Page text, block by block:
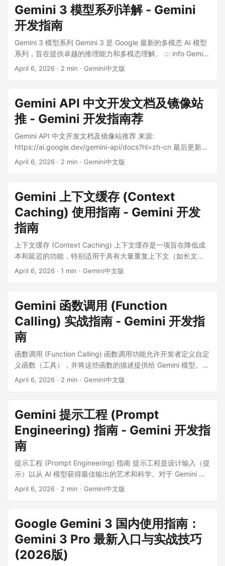
Gemini 3 模型系列详解 - Gemini
开发指南
Gemini 3 模型系列 Gemini 3 是 Google 最新的多模态 AI 模型
系列，旨在提供卓越的推理能力和多模态理解。 ::: info Gemini
快速访问通道 🚀 Gemini 中文版官方入口
April 6, 2026 · 2 min · Gemini中文版
Gemini API 中文开发文档及镜像站
推 - Gemini 开发指南荐
Gemini API 中文开发文档及镜像站推荐 来源:
https://ai.google.dev/gemini-api/docs?hl=zh-cn 最后更新时
间 (UTC): 2026-1-4 利用 Gemini、Veo、Nano Banana 等工
April 6, 2026 · 2 min · Gemini中文版
Gemini 上下文缓存 (Context
Caching) 使用指南 - Gemini 开发
指南
上下文缓存 (Context Caching) 上下文缓存是一项旨在降低成
本和延迟的功能，特别适用于具有大量重复上下文（如长文
档、系统指令、代码库）的场景。 为什么使用上下文缓存？ 降
高速度: 预处理的上下文无需每次请求都重新计算，从而减少首
个 token 的生成延迟（TTFT）。 适用场景 文档问答: 针对一本
长篇手册或法律文档进行多轮问答。 代码助手: 加载整个代码库
作为上下文，以便进行代码补全或重构。 角色扮演: 包含大量世
界观设定或角色描述的对话系统。 如何使用 上下文缓存通常涉
及创建一个 cachedContent 对象，该对象包含您希望缓存的内
容（文本、文件等）以及生存时间（TTL）。 ...
April 6, 2026 · 1 min · Gemini中文版
Gemini 函数调用 (Function
Calling) 实战指南 - Gemini 开发指
南
函数调用 (Function Calling) 函数调用功能允许开发者定义自定
义函数（工具），并将这些函数的描述提供给 Gemini 模型。模
型可以智能地选择调用这些函数来完成任务，并输出结构化的
April 6, 2026 · 2 min · Gemini中文版
Gemini 提示工程 (Prompt
Engineering) 指南 - Gemini 开发指
南
提示工程 (Prompt Engineering) 指南 提示工程是设计输入（提
示）以从 AI 模型获得最佳输出的艺术和科学。对于 Gemini 这
样的大型语言模型，良好的提示可以显著提高回答的准确性、
April 6, 2026 · 2 min · Gemini中文版
Google Gemini 3 国内使用指南：
Gemini 3 Pro 最新入口与实战技巧
(2026版)